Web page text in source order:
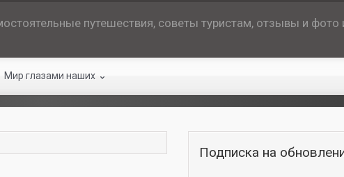
путешествия, советы туристам, отзывы и фото
Мир глазами наших
Подписка на